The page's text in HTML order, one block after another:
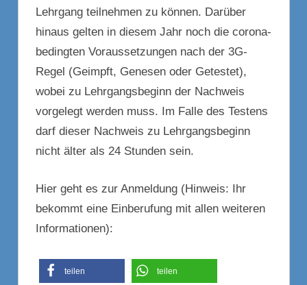
Lehrgang teilnehmen zu können. Darüber
hinaus gelten in diesem Jahr noch die corona-
bedingten Voraussetzungen nach der 3G-
Regel (Geimpft, Genesen oder Getestet),
wobei zu Lehrgangsbeginn der Nachweis
vorgelegt werden muss. Im Falle des Testens
darf dieser Nachweis zu Lehrgangsbeginn
nicht älter als 24 Stunden sein.
Hier geht es zur Anmeldung (Hinweis: Ihr
bekommt eine Einberufung mit allen weiteren
Informationen):
teilen teilen